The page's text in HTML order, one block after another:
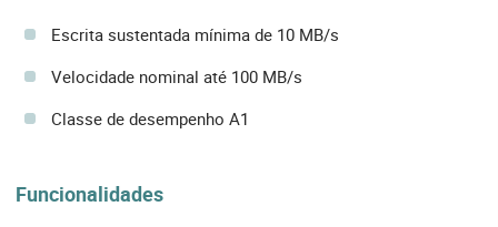
Escrita sustentada mínima de 10 MB/s
Velocidade nominal até 100 MB/s
Classe de desempenho A1
Funcionalidades